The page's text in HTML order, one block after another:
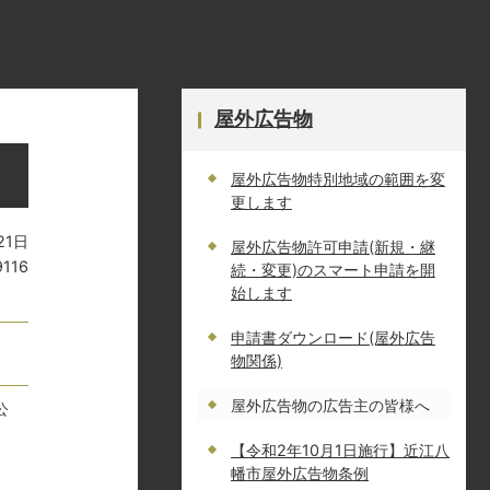
日
屋外広告物
屋外広告物特別地域の範囲を変
更します
屋外広告物許可申請(新規・継
続・変更)のスマート申請を開
始します
申請書ダウンロード(屋外広告
物関係)
屋外広告物の広告主の皆様へ
【令和2年10月1日施行】近江八
幡市屋外広告物条例